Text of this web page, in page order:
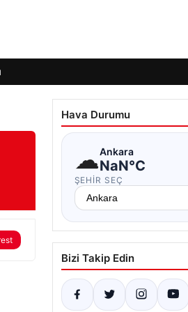
Hava Durumu
☁Ankara
NaN°C
ŞEHIR SEÇ
Bizi Takip Edin